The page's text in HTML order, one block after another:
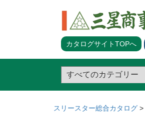
カタログサイトTOPへ
スリースター総合カタログ >